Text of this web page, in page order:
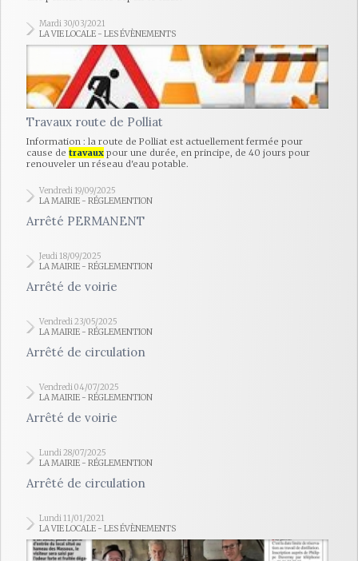
Mardi 30/03/2021
LA VIE LOCALE - LES ÉVÈNEMENTS
Travaux route de Polliat
Information : la route de Polliat est actuellement fermée pour
cause de travaux pour une durée, en principe, de 40 jours pour
renouveler un réseau d'eau potable.
Vendredi 19/09/2025
LA MAIRIE - RÉGLEMENTION
Arrêté PERMANENT
Jeudi 18/09/2025
LA MAIRIE - RÉGLEMENTION
Arrêté de voirie
Vendredi 23/05/2025
LA MAIRIE - RÉGLEMENTION
Arrêté de circulation
Vendredi 04/07/2025
LA MAIRIE - RÉGLEMENTION
Arrêté de voirie
Lundi 28/07/2025
LA MAIRIE - RÉGLEMENTION
Arrêté de circulation
Lundi 11/01/2021
LA VIE LOCALE - LES ÉVÈNEMENTS